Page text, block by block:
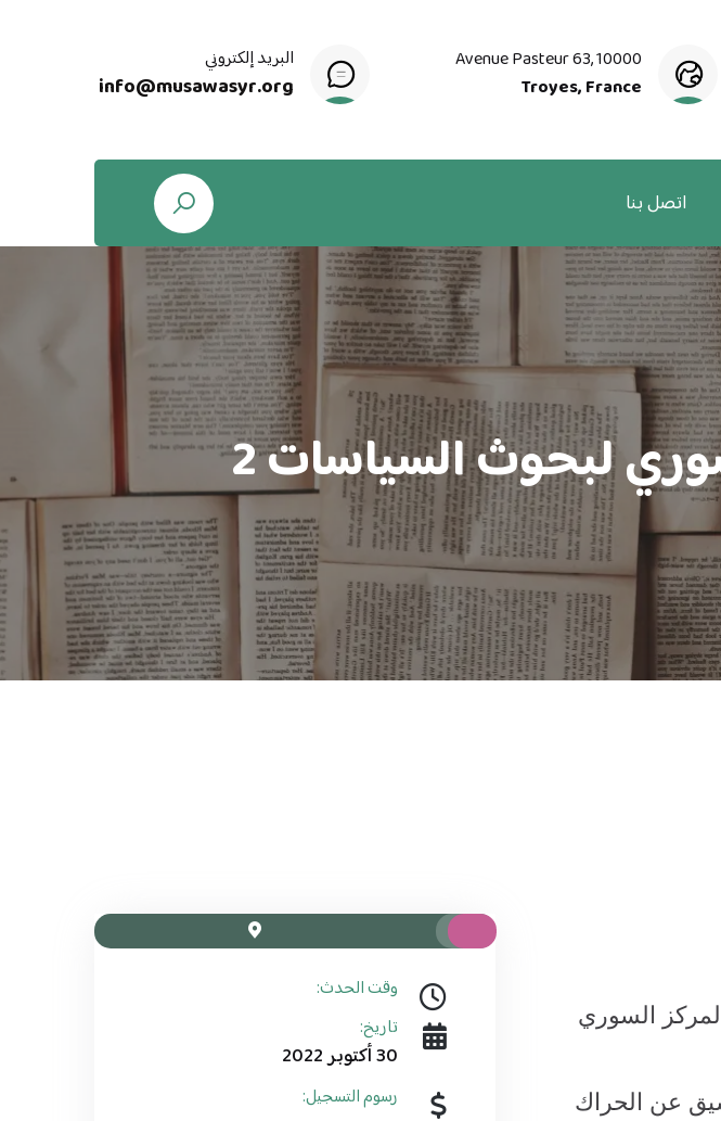
Avenue Pasteur 63, 10000
Troyes, France
البريد إلكتروني
info@musawasyr.org
اتصل بنا
لبحوث السياسات 2
السوري
عن الحراك
وقت الحدث:
تاريخ:
30 أكتوبر 2022
رسوم التسجيل: